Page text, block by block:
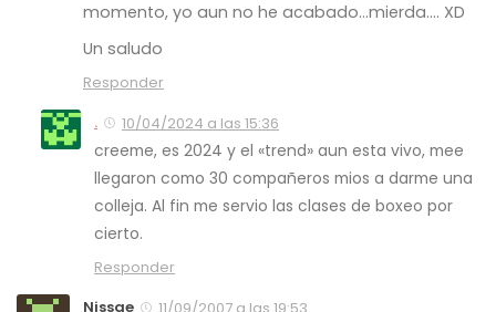
momento, yo aun no he acabado…mierda…. XD
Un saludo
Responder
.
10/04/2024 a las 15:36
creeme, es 2024 y el «trend» aun esta vivo, mee
llegaron como 30 compañeros mios a darme una
colleja. Al fin me servio las clases de boxeo por
cierto.
Responder
Nissae